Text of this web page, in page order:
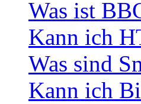
Was ist
Kann ich
Was sind
Kann ich